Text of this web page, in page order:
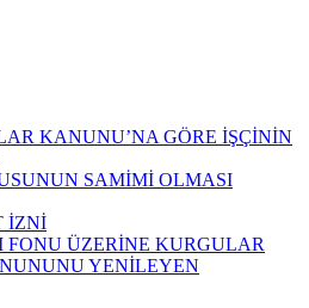
KANUNU’NA GÖRE İŞÇİNİN
SAMİMİ OLMASI
İZNİ
ÜZERİNE KURGULAR
YENİLEYEN